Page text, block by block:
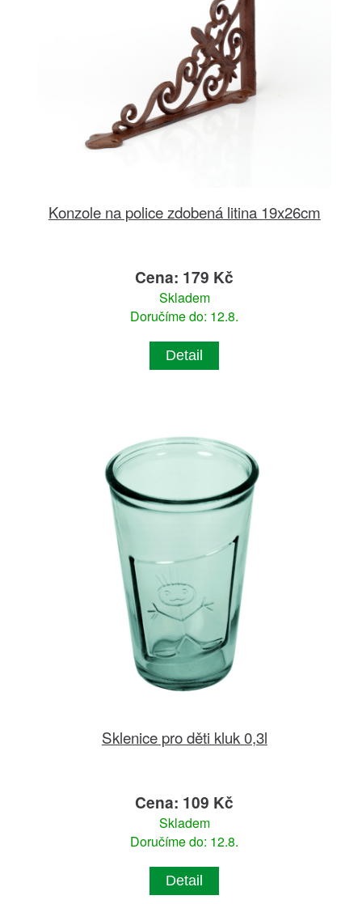
Konzole na police zdobená litina 19x26cm
Cena: 179 Kč
Skladem
Doručíme do: 12.8.
Detail
Sklenice pro děti kluk 0,3l
Cena: 109 Kč
Skladem
Doručíme do: 12.8.
Detail